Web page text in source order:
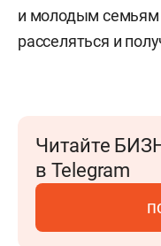
и молодым семьям
расселяться и
Читайте
в Telegram